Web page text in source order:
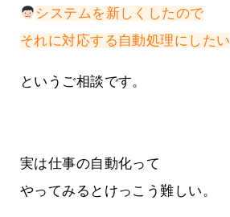
システムを新しくしたので
それに対応する自動処理にしたい
というご相談です。
実は仕事の自動化って
やってみるとけっこう難しい。